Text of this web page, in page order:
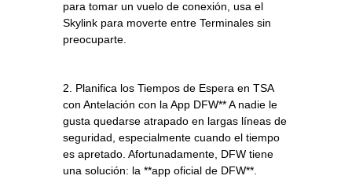
para tomar un vuelo de conexión, usa el
Skylink para moverte entre Terminales sin
preocuparte.
2. Planifica los Tiempos de Espera en TSA
con Antelación con la App DFW** A nadie le
gusta quedarse atrapado en largas líneas de
seguridad, especialmente cuando el tiempo
es apretado. Afortunadamente, DFW tiene
una solución: la **app oficial de DFW**.